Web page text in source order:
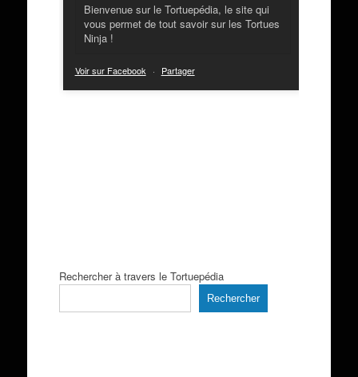
Bienvenue sur le Tortuepédia, le site qui
vous permet de tout savoir sur les Tortues
Ninja !
Voir sur Facebook · Partager
Rechercher à travers le Tortuepédia
Rechercher